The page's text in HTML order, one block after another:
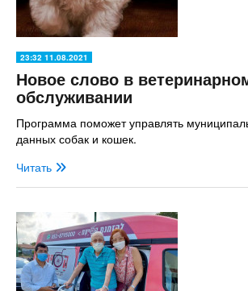
23:32 11.08.2021
Новое слово в
обслуживании
Программа поможет управлять
данных собак и кошек.
Читать